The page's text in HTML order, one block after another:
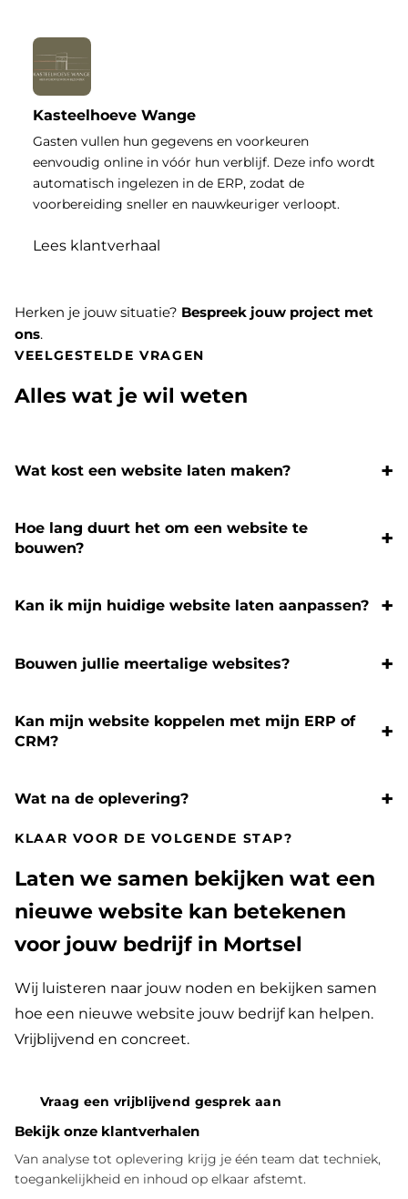
Kasteelhoeve Wange
Gasten vullen hun gegevens en voorkeuren
eenvoudig online in vóór hun verblijf. Deze info wordt
automatisch ingelezen in de ERP, zodat de
voorbereiding sneller en nauwkeuriger verloopt.
Lees klantverhaal
Herken je jouw situatie? Bespreek jouw project met
ons.
VEELGESTELDE VRAGEN
Alles wat je wil weten
Wat kost een website laten maken?
Hoe lang duurt het om een website te
bouwen?
Kan ik mijn huidige website laten aanpassen?
Bouwen jullie meertalige websites?
Kan mijn website koppelen met mijn ERP of
CRM?
Wat na de oplevering?
KLAAR VOOR DE VOLGENDE STAP?
Laten we samen bekijken wat een
nieuwe website kan betekenen
voor jouw bedrijf in Mortsel
Wij luisteren naar jouw noden en bekijken samen
hoe een nieuwe website jouw bedrijf kan helpen.
Vrijblijvend en concreet.
Vraag een vrijblijvend gesprek aan
Bekijk onze klantverhalen
Van analyse tot oplevering krijg je één team dat techniek,
toegankelijkheid en inhoud op elkaar afstemt.